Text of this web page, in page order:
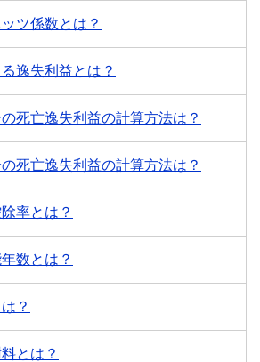
ツ係数とは？
逸失利益とは？
死亡逸失利益の計算方法は？
死亡逸失利益の計算方法は？
率とは？
数とは？
？
とは？